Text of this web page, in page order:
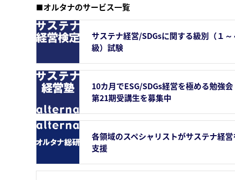
■オルタナのサービス一覧
サステナ経営/SDGsに関する級別（１～
級）試験
10カ月でESG/SDGs経営を極める勉強
第21期受講生を募集中
各領域のスペシャリストがサステナ経
支援